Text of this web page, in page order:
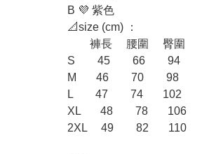
B 💜 紫色
📐size (cm) ：
褲長 腰圍 臀圍
S 45 66 94
M 46 70 98
L 47 74 102
XL 48 78 106
2XL 49 82 110